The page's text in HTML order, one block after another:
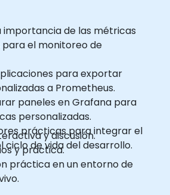
de las métricas
para el monitoreo de
para exportar
a Prometheus.
paneles en Grafana para
personalizadas.
prácticas para integrar el
ciclo de vida del desarrollo.
y discusión.
y práctica.
práctica en un entorno de